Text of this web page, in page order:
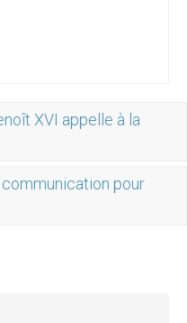
XVI appelle à la
pour